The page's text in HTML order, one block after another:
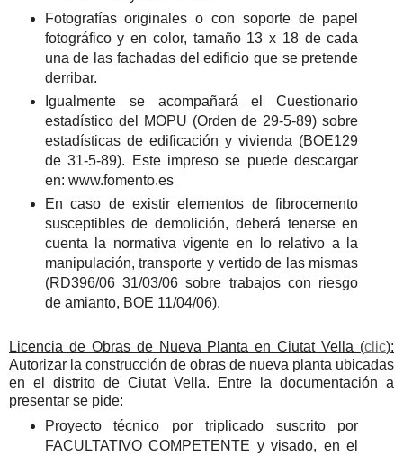
Fotografías originales o con soporte de papel
fotográfico y en color, tamaño 13 x 18 de cada
una de las fachadas del edificio que se pretende
derribar.
Igualmente se acompañará el Cuestionario
estadístico del MOPU (Orden de 29-5-89) sobre
estadísticas de edificación y vivienda (BOE129
de 31-5-89). Este impreso se puede descargar
en: www.fomento.es
En caso de existir elementos de fibrocemento
susceptibles de demolición, deberá tenerse en
cuenta la normativa vigente en lo relativo a la
manipulación, transporte y vertido de las mismas
(RD396/06 31/03/06 sobre trabajos con riesgo
de amianto, BOE 11/04/06).
Licencia de Obras de Nueva Planta en Ciutat Vella (clic):
Autorizar la construcción de obras de nueva planta ubicadas
en el distrito de Ciutat Vella. Entre la documentación a
presentar se pide:
Proyecto técnico por triplicado suscrito por
FACULTATIVO COMPETENTE y visado, en el